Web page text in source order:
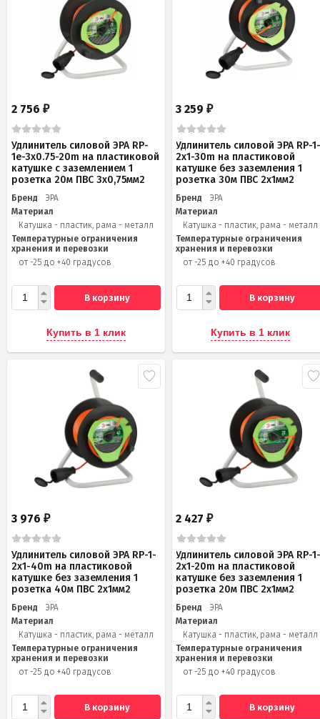
2 756 ₽
Удлинитель силовой ЭРА RP-
1e-3х0.75-20m на пластиковой
катушке c заземлением 1
розетка 20м ПВС 3х0,75мм2
Бренд
ЭРА
Материал
Катушка - пластик, рама - металл
Температурные ограничения
хранения и перевозки
от -25 до +40 градусов
В корзину
Купить в 1 клик
3 259₽
Удлинитель силовой ЭРА RP-
2x1-30m на пластиковой
катушке без заземления 1
розетка 30м ПВС 2x1мм2
Бренд
ЭРА
Материал
Катушка - пластик, рама - металл
Температурные ограничения
хранения и перевозки
от -25 до +40 градусов
В корзину
Купить в 1 клик
3 976 ₽
Удлинитель силовой ЭРА RP-1-
2x1-40m на пластиковой
катушке без заземления 1
розетка 40м ПВС 2x1мм2
Бренд
ЭРА
Материал
Катушка - пластик, рама - металл
Температурные ограничения
хранения и перевозки
от -25 до +40 градусов
В корзину
2 427₽
Удлинитель силовой ЭРА RP-
2x1-20m на пластиковой
катушке без заземления 1
розетка 20м ПВС 2х1мм2
Бренд
ЭРА
Материал
Катушка - пластик, рама - металл
Температурные ограничения
хранения и перевозки
от -25 до +40 градусов
В корзину